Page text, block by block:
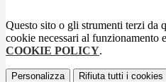
Questo sito o gli strumenti terzi da
cookie necessari al
COOKIE POLICY.
Personalizza Rifiuta tutti i cookies